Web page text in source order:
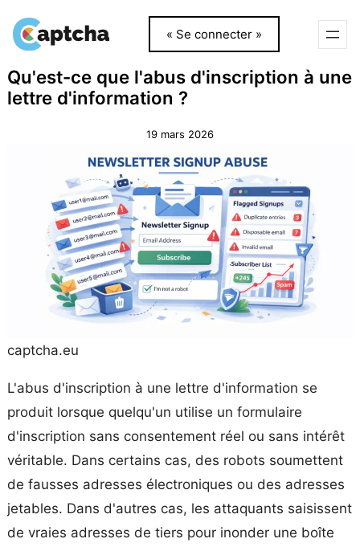
auau
« Se connecter »
Qu'est-ce que l'abus d'inscription à une
lettre d'information ?
19 mars 2026
captcha.eu
L'abus d'inscription à une lettre d'information se
produit lorsque quelqu'un utilise un formulaire
d'inscription sans consentement réel ou sans intérêt
véritable. Dans certains cas, des robots soumettent
de fausses adresses électroniques ou des adresses
jetables. Dans d'autres cas, les attaquants saisissent
de vraies adresses de tiers pour inonder une boîte